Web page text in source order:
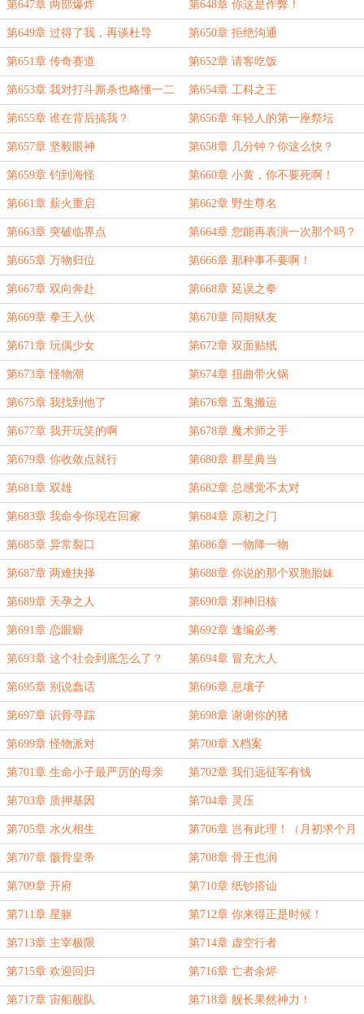
第647章 两部爆炸 第648章 你这是作弊！
第649章 过得了我，再谈杜导 第650章 拒绝沟通
第651章 传奇赛道 第652章 请客吃饭
第653章 我对打斗厮杀也略懂一二 第654章 工科之王
第655章 谁在背后搞我？ 第656章 年轻人的第一座祭坛
第657章 坚毅眼神 第658章 几分钟？你这么快？
第659章 钓到海怪 第660章 小黄，你不要死啊！
第661章 薪火重启 第662章 野生尊名
第663章 突破临界点 第664章 您能再表演一次那个吗？
第665章 万物归位 第666章 那种事不要啊！
第667章 双向奔赴 第668章 延误之拳
第669章 拳王入伙 第670章 同期狱友
第671章 玩偶少女 第672章 双面贴纸
第673章 怪物潮 第674章 扭曲带火锅
第675章 我找到他了 第676章 五鬼搬运
第677章 我开玩笑的啊 第678章 魔术师之手
第679章 你收敛点就行 第680章 群星典当
第681章 双雄 第682章 总感觉不太对
第683章 我命令你现在回家 第684章 原初之门
第685章 异常裂口 第686章 一物降一物
第687章 两难抉择 第688章 你说的那个双胞胎妹
妹……是不是就是你自己？
第689章 天孕之人 第690章 邪神旧核
第691章 恋眼癖 第692章 逢编必考
第693章 这个社会到底怎么了？ 第694章 冒充大人
第695章 别说蠢话 第696章 息壤子
第697章 识骨寻踪 第698章 谢谢你的猪
第699章 怪物派对 第700章 X档案
第701章 生命小子最严厉的母亲 第702章 我们远征军有钱
第703章 质押基因 第704章 灵压
第705章 水火相生 第706章 岂有此理！（月初求个月
票，砰砰砰）
第707章 骸骨皇帝 第708章 骨王也润
第709章 开府 第710章 纸钞搭讪
第711章 星躯 第712章 你来得正是时候！
第713章 主宰极限 第714章 虚空行者
第715章 欢迎回归 第716章 亡者余烬
第717章 宙船舰队 第718章 舰长果然神力！